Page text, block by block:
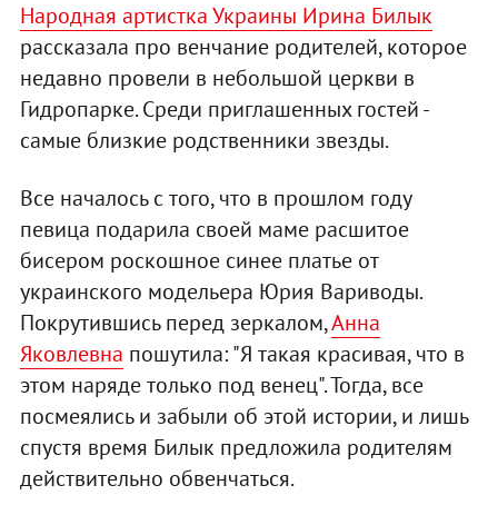
Народная артистка Украины Ирина Билык
рассказала про венчание родителей, которое
недавно провели в небольшой церкви в
Гидропарке. Среди приглашенных гостей -
самые близкие родственники звезды.
Все началось с того, что в прошлом году
певица подарила своей маме расшитое
бисером роскошное синее платье от
украинского модельера Юрия Вариводы.
Покрутившись перед зеркалом,Анна
Яковлевна пошутила: "Я такая красивая, что в
этом наряде только под венец". Тогда, все
посмеялись и забыли об этой истории, и лишь
спустя время Билык предложила родителям
действительно обвенчаться.